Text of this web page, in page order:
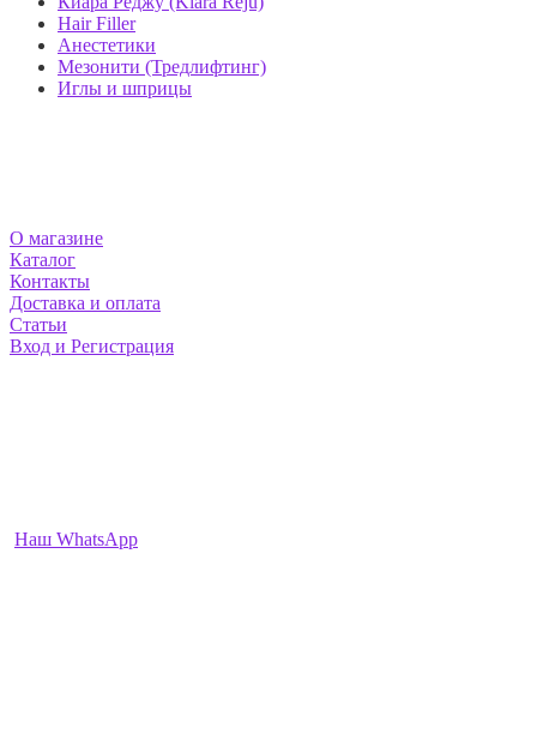
Hair Filler
Анестетики
Мезонити (Тредлифтинг)
Иглы и шприцы
О магазине
Каталог
Контакты
Доставка и оплата
Статьи
Вход и Регистрация
Наш WhatsApp